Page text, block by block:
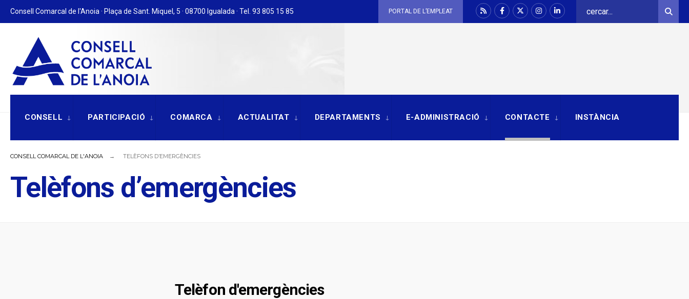
Skip
to
Consell Comarcal de l'Anoia · Plaça de Sant. Miquel, 5 · 08700 Igualada · Tel. 93 805 15 85
for:
PORTAL DE L’EMPLEAT
CONSELL PARTICIPACIÓ COMARCA ACTUALITAT DEPARTAMENTS E-ADMINISTRACIÓ CONTACTE INSTÀNCIA
CONSELL COMARCAL DE L'ANOIA TELÈFONS D’EMERGÈNCIES
Telèfons d’emergències
Telèfon d'emergències